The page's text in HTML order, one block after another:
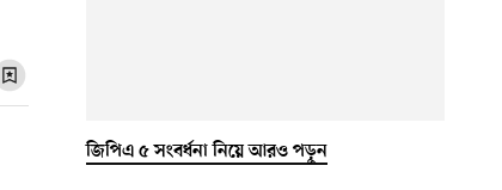
জিপিএ ৫ সংবর্ধনা নিয়ে আরও পড়ুন